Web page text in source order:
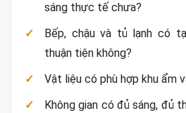
sáng thực tế chưa?
Bếp, chậu và tủ lạnh có
thuận tiện không?
Vật liệu có phù hợp khu ẩm
Không gian có đủ sáng, đủ